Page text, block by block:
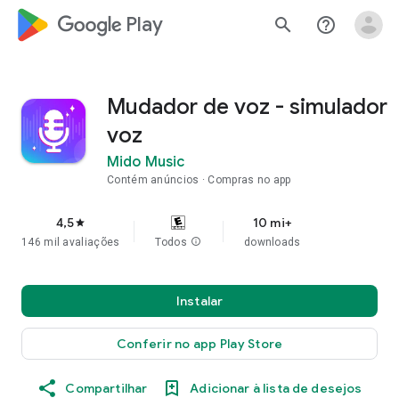
google_logo Play search help_outline
Mudador de voz - simulador
voz
Mido Music
Contém anúncios Compras no app
4,5star
146 mil avaliações Todos info
10 mi+
downloads
Instalar
Conferir no app Play Store
Compartilhar Adicionar à lista de desejos